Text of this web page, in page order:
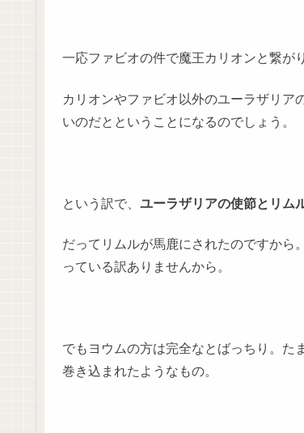
一応ファビオの件で魔王カリオンと繋が
カリオンやファビオ以外のユーラザリア
いのだとということになるのでしょう。
という訳で、 ユーラザリアの使節とリム
だってリムルが馬鹿にされたのですから
っている訳ありませんから。
でもヨウムの方は完全なとばっちり。た
巻き込まれたようなもの。